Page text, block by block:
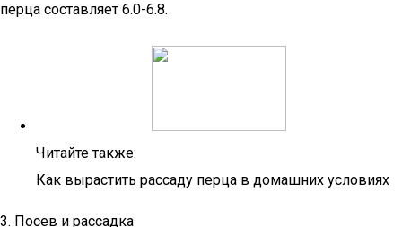
перца составляет 6.0-6.8.
Читайте также:
Как вырастить рассаду перца в домашних условиях
3. Посев и рассадка